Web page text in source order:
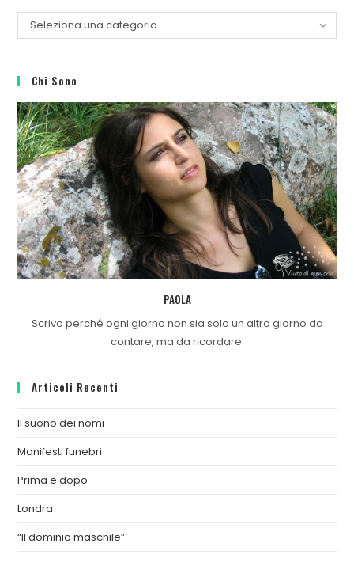
Seleziona una categoria
Chi Sono
PAOLA
Scrivo perché ogni giorno non sia solo un altro giorno da
contare, ma da ricordare.
Articoli Recenti
Il suono dei nomi
Manifesti funebri
Prima e dopo
Londra
“Il dominio maschile”